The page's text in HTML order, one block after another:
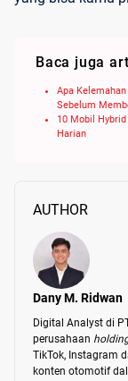
Baca juga
Apa
Sebelum
10 Mobil
Harian
AUTHOR
Dany M. Ridwan
Digital Analyst di
perusahaan
TikTok, Instagram
konten otomotif